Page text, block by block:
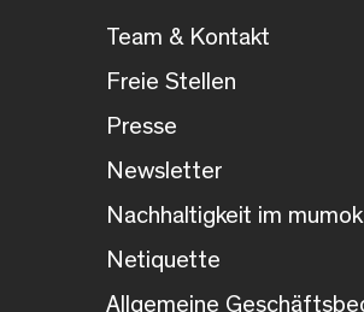
Team & Kontakt
Freie Stellen
Presse
Newsletter
Nachhaltigkeit im mumok
Netiquette
Allgemeine